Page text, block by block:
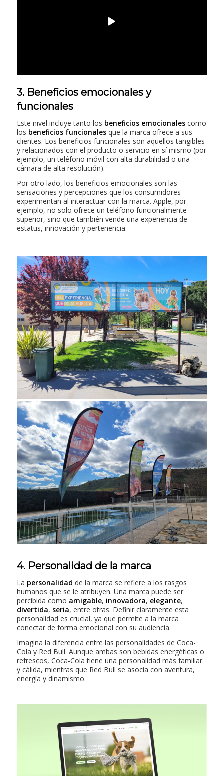
3. Beneficios emocionales y
funcionales
Este nivel incluye tanto los beneficios emocionalescomo
los beneficios funcionalesque la marca ofrece a sus
clientes. Los beneficios funcionales son aquellos tangibles
y relacionados con el producto o servicio en sí mismo (por
ejemplo, un teléfono móvil con alta durabilidad o una
cámara de alta resolución).
Por otro lado, los beneficios emocionales son las
sensaciones y percepciones que los consumidores
experimentan al interactuar con la marca. Apple, por
ejemplo, no solo ofrece un teléfono funcionalmente
superior, sino que también vende una experiencia de
estatus, innovación y pertenencia.
4. Personalidad de la marca
La personalidad de la marca se refiere a los rasgos
humanos que se le atribuyen. Una marca puede ser
percibida como amigable, innovadora, elegante,
divertida, seria, entre otras. Definir claramente esta
personalidad es crucial, ya que permite a la marca
conectar de forma emocional con su audiencia.
Imagina la diferencia entre las personalidades de Coca-
Cola y Red Bull. Aunque ambas son bebidas energéticas o
refrescos, Coca-Cola tiene una personalidad más familiar
y cálida, mientras que Red Bull se asocia con aventura,
energía y dinamismo.